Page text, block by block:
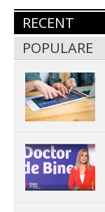
RECENT
POPULARE